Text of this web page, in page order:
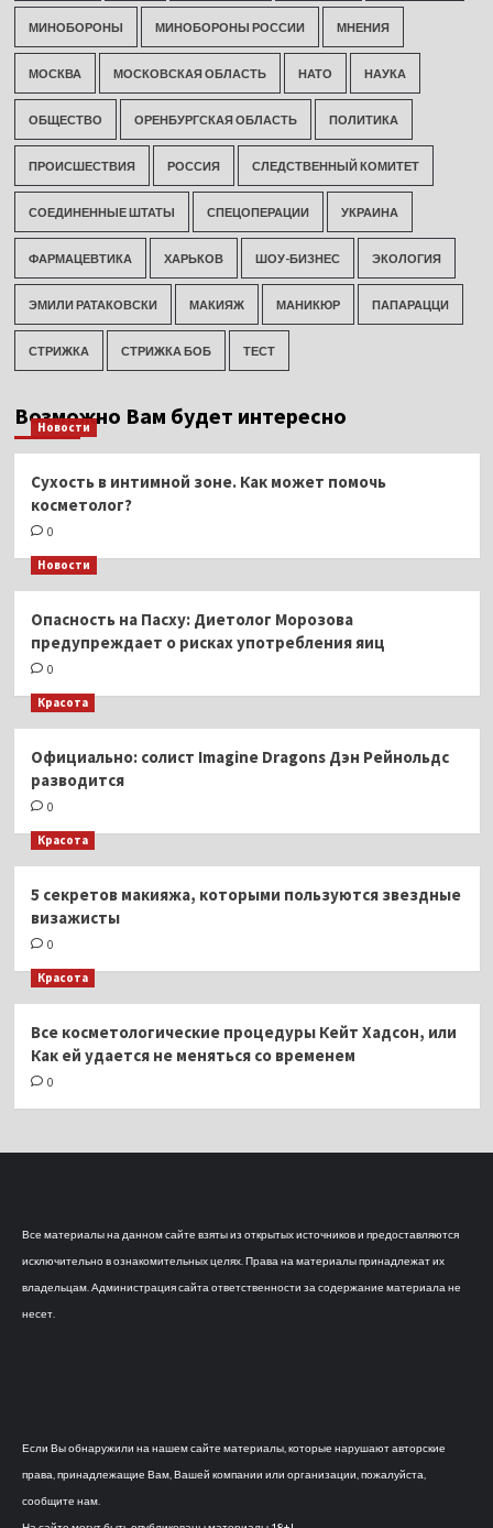
МИНОБОРОНЫ МИНОБОРОНЫ РОССИИ МНЕНИЯ
МОСКВА МОСКОВСКАЯ ОБЛАСТЬ НАТО НАУКА
ОБЩЕСТВО ОРЕНБУРГСКАЯ ОБЛАСТЬ ПОЛИТИКА
ПРОИСШЕСТВИЯ РОССИЯ СЛЕДСТВЕННЫЙ КОМИТЕТ
СОЕДИНЕННЫЕ ШТАТЫ СПЕЦОПЕРАЦИИ УКРАИНА
ФАРМАЦЕВТИКА ХАРЬКОВ ШОУ-БИЗНЕС ЭКОЛОГИЯ
ЭМИЛИ РАТАКОВСКИ МАКИЯЖ МАНИКЮР ПАПАРАЦЦИ
СТРИЖКА СТРИЖКА БОБ ТЕСТ
Возможно Вам будет интересно
Новости
Сухость в интимной зоне. Как может помочь
косметолог?
0
Новости
Опасность на Пасху: Диетолог Морозова
предупреждает о рисках употребления яиц
0
Красота
Официально: солист Imagine Dragons Дэн Рейнольдс
разводится
0
Красота
5 секретов макияжа, которыми пользуются звездные
визажисты
0
Красота
Все косметологические процедуры Кейт Хадсон, или
Как ей удается не меняться со временем
0
Все материалы на данном сайте взяты из открытых источников и предоставляются
исключительно в ознакомительных целях. Права на материалы принадлежат их
владельцам. Администрация сайта ответственности за содержание материала не
несет.
Если Вы обнаружили на нашем сайте материалы, которые нарушают авторские
права, принадлежащие Вам, Вашей компании или организации, пожалуйста,
сообщите нам.